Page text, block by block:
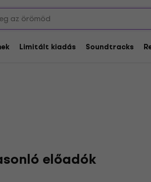
Limitált kiadás Soundtracks
előadók